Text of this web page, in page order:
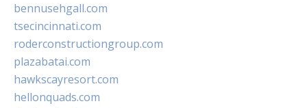
bennusehgall.com
tsecincinnati.com
roderconstructiongroup.com
plazabatai.com
hawkscayresort.com
hellonquads.com